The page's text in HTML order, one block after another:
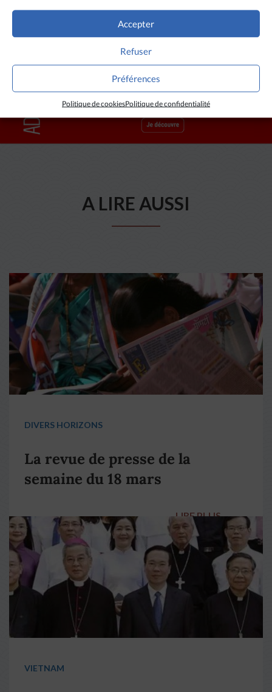
Accepter
Refuser
Préférences
Politique de cookiesPolitique de confidentialité
A LIRE AUSSI
DIVERS HORIZONS
La revue de presse de la
semaine du 18 mars
LIRE PLUS →
VIETNAM